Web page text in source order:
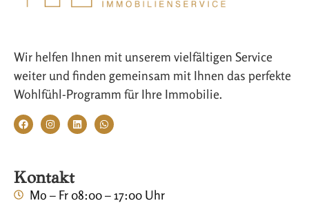
Wir helfen Ihnen mit unserem vielfältigen Service
weiter und finden gemeinsam mit Ihnen das perfekte
Wohlfühl-Programm für Ihre Immobilie.
Kontakt
Mo – Fr 08:00 – 17:00 Uhr